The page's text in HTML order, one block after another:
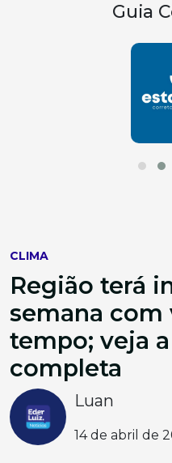
Guia
CLIMA
Região terá
semana com
tempo; veja
completa
Luan
14 de abril de